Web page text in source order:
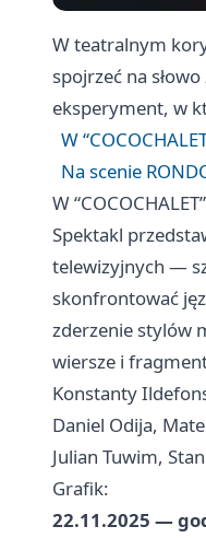
W teatralnym
spojrzeć na
eksperyment, w
W
Na scenie
W
Spektakl
telewizyjnych —
skonfrontować
zderzenie stylów
wiersze i
Konstanty
Daniel Odija,
Julian Tuwim,
Grafik:
22.11.2025 —